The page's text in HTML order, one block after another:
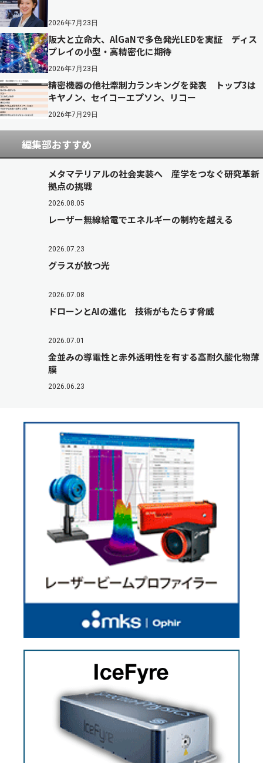
2026年7月23日
阪大と立命大、AlGaNで多色発光LEDを実証 ディス
プレイの小型・高精密化に期待
2026年7月23日
精密機器の他社牽制力ランキングを発表 トップ3は
キヤノン、セイコーエプソン、リコー
2026年7月29日
編集部おすすめ
メタマテリアルの社会実装へ 産学をつなぐ研究革新
拠点の挑戦
2026.08.05
レーザー無線給電でエネルギーの制約を越える
2026.07.23
グラスが放つ光
2026.07.08
ドローンとAIの進化 技術がもたらす脅威
2026.07.01
金並みの導電性と赤外透明性を有する高耐久酸化物薄
膜
2026.06.23